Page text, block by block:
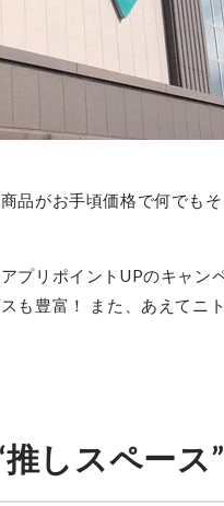
品がお手頃価格で何でもそ
プリポイントUPのキャン
も豊富！ また、あえてニ
しスペース